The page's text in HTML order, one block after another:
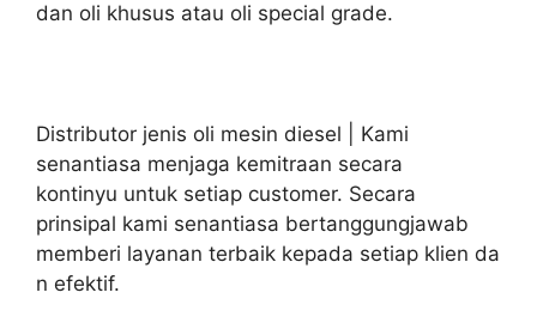
dan oli khusus atau oli special grade.
Distributor jenis oli mesin diesel | Kami
senantiasa menjaga kemitraan secara
kontinyu untuk setiap customer. Secara
prinsipal kami senantiasa bertanggungjawab
memberi layanan terbaik kepada setiap klien da
n efektif.